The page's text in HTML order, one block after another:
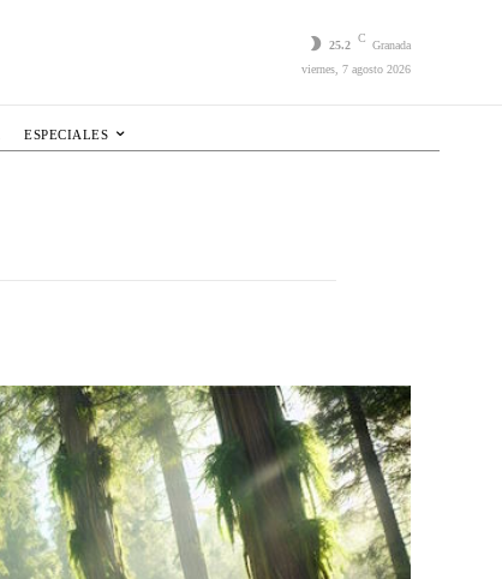
25.2
C
Granada
viernes, 7 agosto 2026
ESPECIALES